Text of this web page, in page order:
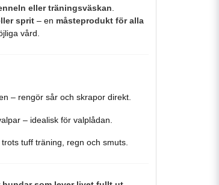
eller träningsväskan.
sprit – en måsteprodukt för alla
vård.
– rengör sår och skrapor direkt.
– idealisk för valplådan.
tuff träning, regn och smuts.